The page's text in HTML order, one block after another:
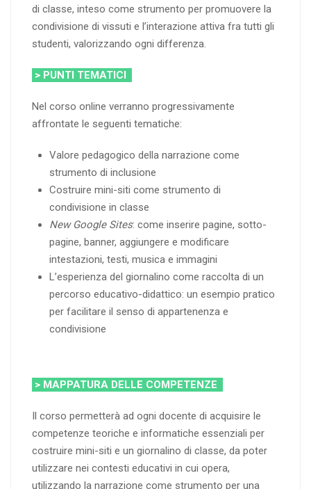
di classe, inteso come strumento per promuovere la
condivisione di vissuti e l’interazione attiva fra tutti gli
studenti, valorizzando ogni differenza.
> PUNTI TEMATICI
Nel corso online verranno progressivamente
affrontate le seguenti tematiche:
Valore pedagogico della narrazione come
strumento di inclusione
Costruire mini-siti come strumento di
condivisione in classe
New Google Sites: come inserire pagine, sotto-
pagine, banner, aggiungere e modificare
intestazioni, testi, musica e immagini
L’esperienza del giornalino come raccolta di un
percorso educativo-didattico: un esempio pratico
per facilitare il senso di appartenenza e
condivisione
> MAPPATURA DELLE COMPETENZE
Il corso permetterà ad ogni docente di acquisire le
competenze teoriche e informatiche essenziali per
costruire mini-siti e un giornalino di classe, da poter
utilizzare nei contesti educativi in cui opera,
utilizzando la narrazione come strumento per una